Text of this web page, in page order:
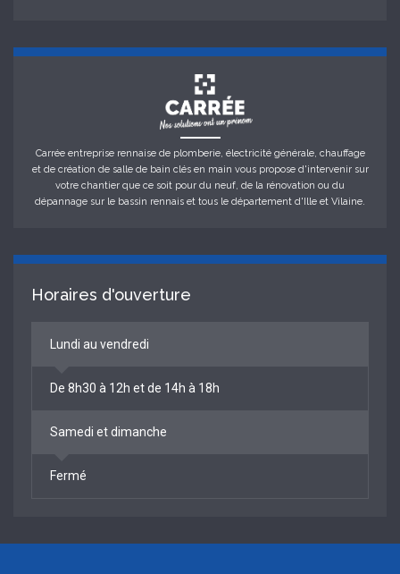
Carrée entreprise rennaise de plomberie, électricité générale, chauffage
et de création de salle de bain clés en main vous propose d'intervenir sur
votre chantier que ce soit pour du neuf, de la rénovation ou du
dépannage sur le bassin rennais et tous le département d'Ille et Vilaine.
Horaires d'ouverture
Lundi au vendredi
De 8h30 à 12h et de 14h à 18h
Samedi et dimanche
Fermé